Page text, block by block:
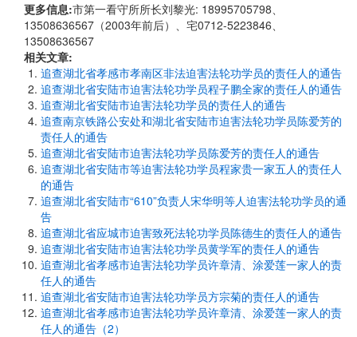
更多信息:市第一看守所所长刘黎光: 18995705798、
13508636567（2003年前后）、宅0712-5223846、
13508636567
相关文章:
追查湖北省孝感市孝南区非法迫害法轮功学员的责任人的通告
追查湖北省安陆市迫害法轮功学员程子鹏全家的责任人的通告
追查湖北省安陆市迫害法轮功学员的责任人的通告
追查南京铁路公安处和湖北省安陆市迫害法轮功学员陈爱芳的
责任人的通告
追查湖北省安陆市迫害法轮功学员陈爱芳的责任人的通告
追查湖北省安陆市等迫害法轮功学员程家贵一家五人的责任人
的通告
追查湖北省安陆市“610”负责人宋华明等人迫害法轮功学员的通
告
追查湖北省应城市迫害致死法轮功学员陈德生的责任人的通告
追查湖北省安陆市迫害法轮功学员黄学军的责任人的通告
追查湖北省孝感市迫害法轮功学员许章清、涂爱莲一家人的责
任人的通告
追查湖北省安陆市迫害法轮功学员方宗菊的责任人的通告
追查湖北省孝感市迫害法轮功学员许章清、涂爱莲一家人的责
任人的通告（2）